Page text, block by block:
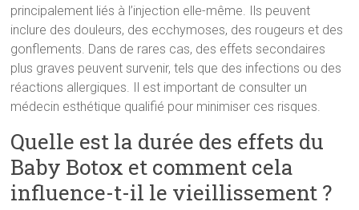
principalement liés à l’injection elle-même. Ils peuvent
inclure des douleurs, des ecchymoses, des rougeurs et des
gonflements. Dans de rares cas, des effets secondaires
plus graves peuvent survenir, tels que des infections ou des
réactions allergiques. Il est important de consulter un
médecin esthétique qualifié pour minimiser ces risques.
Quelle est la durée des effets du
Baby Botox et comment cela
influence-t-il le vieillissement ?